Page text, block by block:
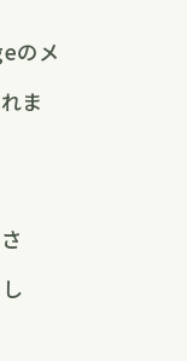
のメ
ま